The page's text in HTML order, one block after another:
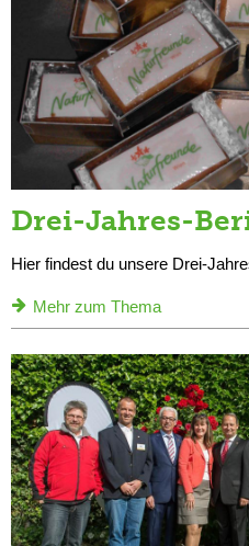
Drei-Jahres-
Hier findest du unsere Drei-
Mehr zum Thema